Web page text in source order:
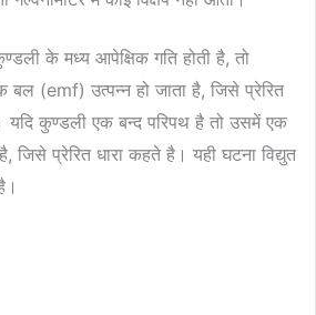
के मध्य आपेक्षिक गति होती है, तो
बल (emf) उत्पन्न हो जाता है, जिसे प्रेरित
यदि कुण्डली एक बन्द परिपथ है तो उसमें एक
जिसे प्रेरित धारा कहते है। यही घटना विद्युत